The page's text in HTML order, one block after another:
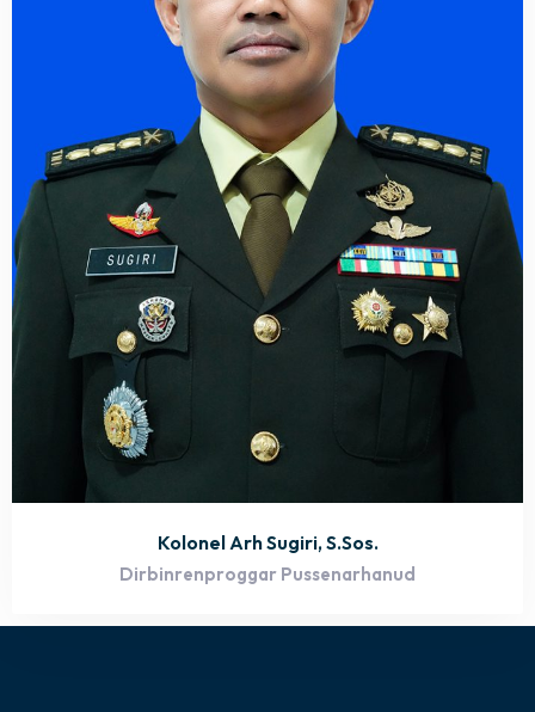
Kolonel Arh Sugiri, S.Sos.
Dirbinrenproggar Pussenarhanud